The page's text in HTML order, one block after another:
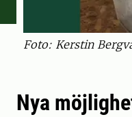
Foto: Kerstin
Nya